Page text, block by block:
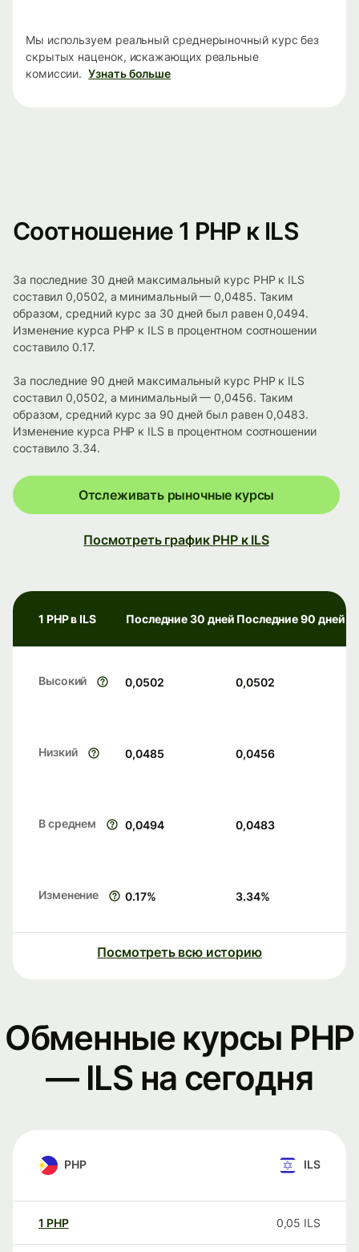
Мы используем реальный среднерыночный курс без
скрытых наценок, искажающих реальные
комиссии. Узнать больше
Соотношение 1 PHP к ILS
За последние 30 дней максимальный курс PHP к ILS
составил 0,0502, а минимальный — 0,0485. Таким
образом, средний курс за 30 дней был равен 0,0494.
Изменение курса PHP к ILS в процентном соотношении
составило 0.17.
За последние 90 дней максимальный курс PHP к ILS
составил 0,0502, а минимальный — 0,0456. Таким
образом, средний курс за 90 дней был равен 0,0483.
Изменение курса PHP к ILS в процентном соотношении
составило 3.34.
Отслеживать рыночные курсы
Посмотреть график PHP к ILS
1 PHP в ILS Последние 30 дней Последние 90 дней
Высокий 0,0502 0,0502
Низкий 0,0485 0,0456
В среднем 0,0494 0,0483
Изменение 0.17% 3.34%
Посмотреть всю историю
Обменные курсы PHP
— ILS на сегодня
PHP ILS
1 PHP 0,05 ILS